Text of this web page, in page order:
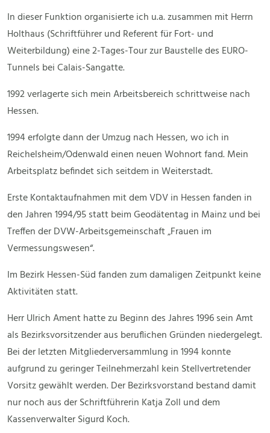
In dieser Funktion organisierte ich u.a. zusammen mit Herrn
Holthaus (Schriftführer und Referent für Fort- und
Weiterbildung) eine 2-Tages-Tour zur Baustelle des EURO-
Tunnels bei Calais-Sangatte.
1992 verlagerte sich mein Arbeitsbereich schrittweise nach
Hessen.
1994 erfolgte dann der Umzug nach Hessen, wo ich in
Reichelsheim/Odenwald einen neuen Wohnort fand. Mein
Arbeitsplatz befindet sich seitdem in Weiterstadt.
Erste Kontaktaufnahmen mit dem VDV in Hessen fanden in
den Jahren 1994/95 statt beim Geodätentag in Mainz und bei
Treffen der DVW-Arbeitsgemeinschaft „Frauen im
Vermessungswesen“.
Im Bezirk Hessen-Süd fanden zum damaligen Zeitpunkt keine
Aktivitäten statt.
Herr Ulrich Ament hatte zu Beginn des Jahres 1996 sein Amt
als Bezirksvorsitzender aus beruflichen Gründen niedergelegt.
Bei der letzten Mitgliederversammlung in 1994 konnte
aufgrund zu geringer Teilnehmerzahl kein Stellvertretender
Vorsitz gewählt werden. Der Bezirksvorstand bestand damit
nur noch aus der Schriftführerin Katja Zoll und dem
Kassenverwalter Sigurd Koch.